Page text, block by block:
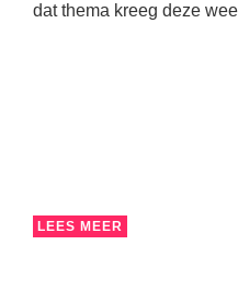
dat thema kreeg deze
LEES MEER